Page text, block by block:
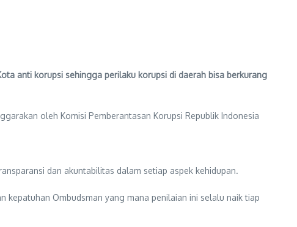
anti korupsi sehingga perilaku korupsi di daerah bisa berkurang
oleh Komisi Pemberantasan Korupsi Republik Indonesia
dan akuntabilitas dalam setiap aspek kehidupan.
kepatuhan Ombudsman yang mana penilaian ini selalu naik tiap